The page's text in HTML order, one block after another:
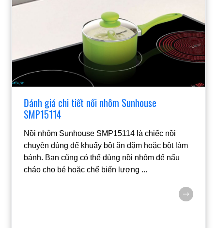
Đánh giá chi tiết nồi nhôm Sunhouse
SMP15114
Nồi nhôm Sunhouse SMP15114 là chiếc nồi
chuyên dùng để khuấy bột ăn dặm hoặc bột làm
bánh. Bạn cũng có thể dùng nồi nhôm để nấu
cháo cho bé hoặc chế biến lượng ...